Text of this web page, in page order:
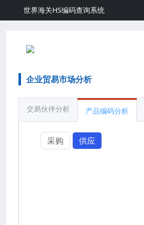
世界海关HS编码查询系统
企业贸易市场分析
交易伙伴分析 产品编码分析
采购 供应